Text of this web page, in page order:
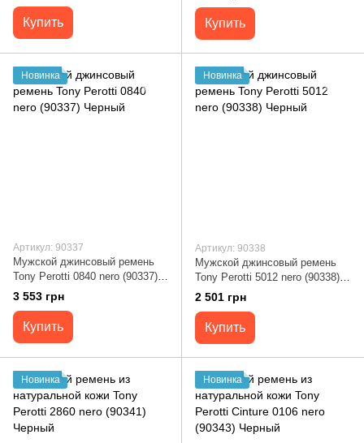
Купить Купить
Новинка
Артикул: 90337
Мужской джинсовый ремень
Tony Perotti 0840 nero (90337)
Черный
3 553 грн
Купить
Новинка
Артикул: 90338
Мужской джинсовый ремень
Tony Perotti 5012 nero (90338)
Черный
2 501 грн
Купить
Новинка Новинка